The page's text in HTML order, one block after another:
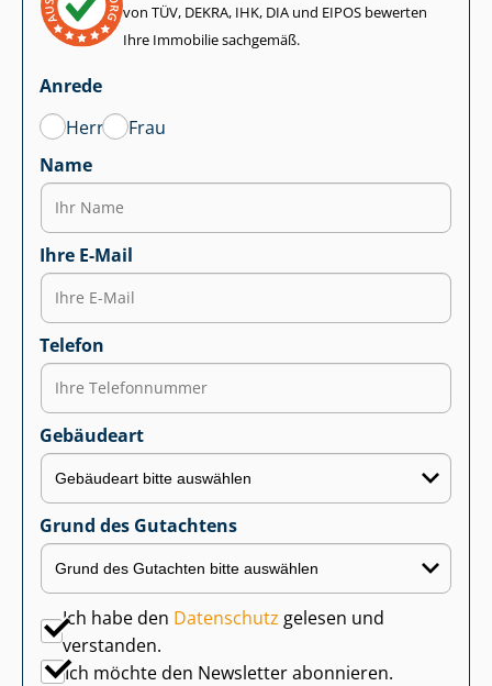
von TÜV, DEKRA, IHK, DIA und EIPOS bewerten
Ihre Immobilie sachgemäß.
Anrede
Herr
Frau
Name
Ihre E-Mail
Telefon
Gebäudeart
Grund des Gutachtens
Ich habe den Datenschutz gelesen und
verstanden.
Ich möchte den Newsletter abonnieren.